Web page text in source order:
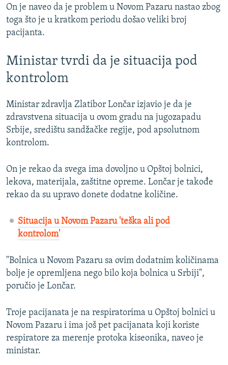
On je naveo da je problem u Novom Pazaru nastao zbog
toga što je u kratkom periodu došao veliki broj
pacijanta.
Ministar tvrdi da je situacija pod
kontrolom
Ministar zdravlja Zlatibor Lončar izjavio je da je
zdravstvena situacija u ovom gradu na jugozapadu
Srbije, središtu sandžačke regije, pod apsolutnom
kontrolom.
On je rekao da svega ima dovoljno u Opštoj bolnici,
lekova, materijala, zaštitne opreme. Lončar je takođe
rekao da su upravo donete dodatne količine.
Situacija u Novom Pazaru 'teška ali pod
kontrolom'
"Bolnica u Novom Pazaru sa ovim dodatnim količinama
bolje je opremljena nego bilo koja bolnica u Srbiji",
poručio je Lončar.
Troje pacijanata je na respiratorima u Opštoj bolnici u
Novom Pazaru i ima još pet pacijanata koji koriste
respiratore za merenje protoka kiseonika, naveo je
ministar.